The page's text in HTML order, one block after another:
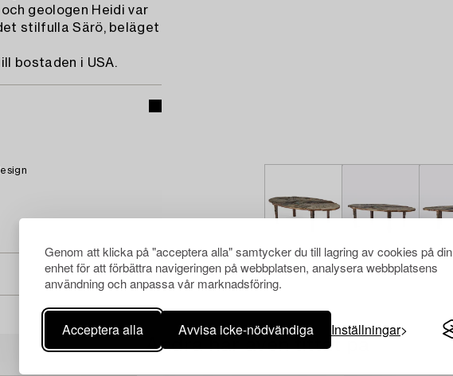
Genom att klicka på "acceptera alla" samtycker du till lagring av cookies på din
enhet för att förbättra navigeringen på webbplatsen, analysera webbplatsens
användning och anpassa vår marknadsföring.
Acceptera alla Avvisa icke-nödvändiga Inställningar
geologen Heidi var
stilfulla Särö, beläget
bostaden i USA.
Andra har även tittat på